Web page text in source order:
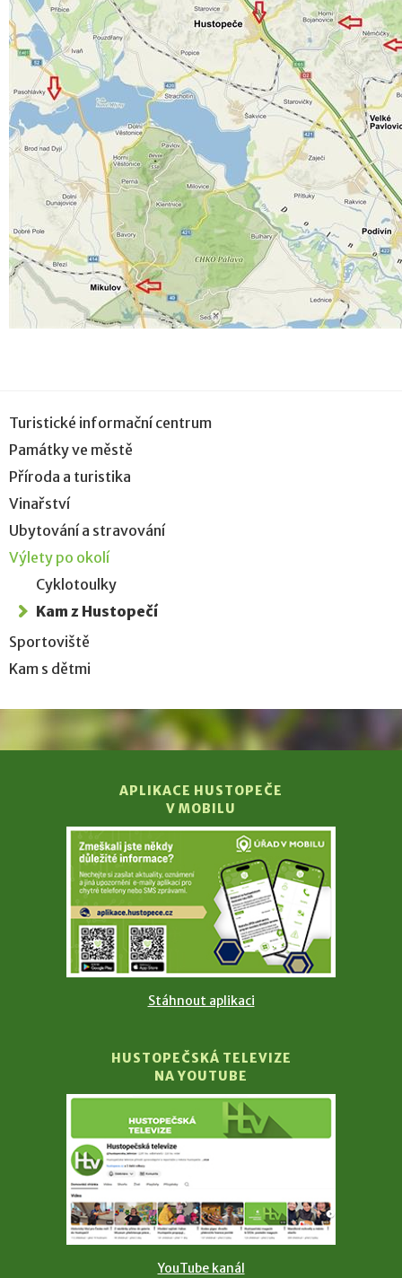
Turistické informační centrum
Památky ve městě
Příroda a turistika
Vinařství
Ubytování a stravování
Výlety po okolí
Cyklotoulky
Kam z Hustopečí
Sportoviště
Kam s dětmi
APLIKACE HUSTOPEČE
V MOBILU
Stáhnout aplikaci
HUSTOPEČSKÁ TELEVIZE
NA YOUTUBE
YouTube kanál